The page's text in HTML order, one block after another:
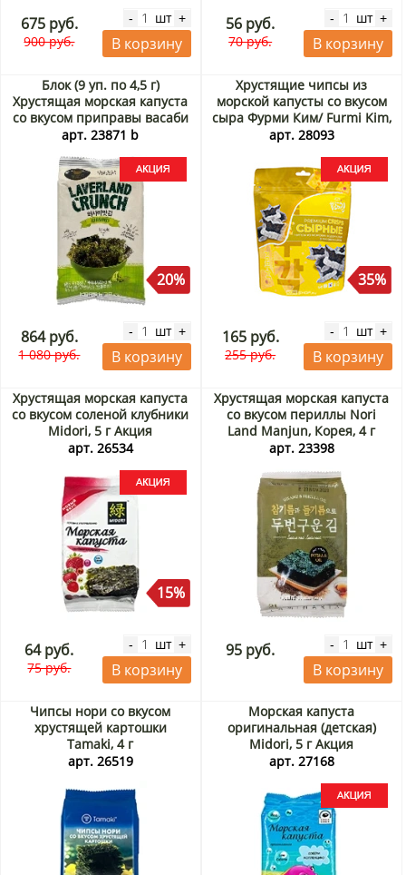
675 руб.
900 руб.
- шт +
В корзину
56 руб.
70 руб.
- шт +
В корзину
Блок (9 уп. по 4,5 г)
Хрустящая морская капуста
со вкусом приправы васаби
Манджун / Manjun, Корея,
арт. 23871 b
20%
864 руб.
1 080 руб.
- шт +
В корзину
Хрустящие чипсы из
морской капусты со вкусом
сыра Фурми Ким/ Furmi Kim,
Корея, 30 г Акция
арт. 28093
35%
165 руб.
255 руб.
- шт +
В корзину
Хрустящая морская капуста
со вкусом соленой клубники
Midori, 5 г Акция
арт. 26534
15%
64 руб.
75 руб.
- шт +
В корзину
Хрустящая морская капуста
со вкусом периллы Nori
Land Manjun, Корея, 4 г
арт. 23398
95 руб. - шт +
В корзину
Чипсы нори со вкусом
хрустящей картошки
Tamaki, 4 г
арт. 26519
Морская капуста
оригинальная (детская)
Midori, 5 г Акция
арт. 27168